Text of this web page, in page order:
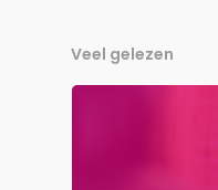
Veel gelezen